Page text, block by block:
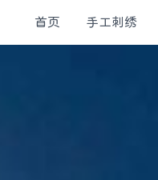
首页 手工刺绣